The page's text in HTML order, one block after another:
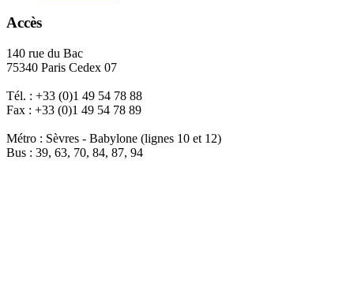
Accès
140 rue du Bac
75340 Paris Cedex 07
Tél. : +33 (0)1 49 54 78 88
Fax : +33 (0)1 49 54 78 89
Métro : Sèvres - Babylone (lignes 10 et 12)
Bus : 39, 63, 70, 84, 87, 94